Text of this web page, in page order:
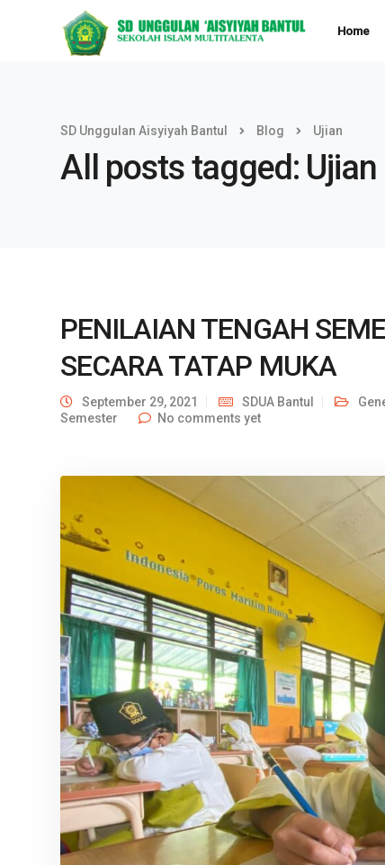
Home
SD Unggulan Aisyiyah Bantul Blog Ujian
All posts tagged: Ujian
PENILAIAN TENGAH
SECARA TATAP MUKA
September 29, 2021 SDUA Bantul
Semester
No comments yet